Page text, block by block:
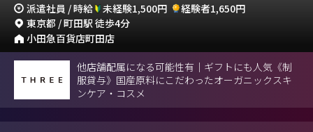
派遣社員 / 時給 未経験1,500円
経験者1,650円
東京都 / 町田駅 徒歩4分
小田急百貨店町田店
他店舗配属になる可能性有｜ギフトにも人気《制
服貸与》国産原料にこだわったオーガニックスキ
ンケア・コスメ